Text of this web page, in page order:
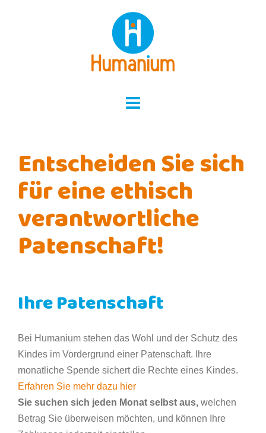
Entscheiden Sie sich
für eine ethisch
verantwortliche
Patenschaft!
Ihre Patenschaft
Bei Humanium stehen das Wohl und der Schutz des
Kindes im Vordergrund einer Patenschaft. Ihre
monatliche Spende sichert die Rechte eines Kindes.
Erfahren Sie mehr dazu hier
Sie suchen sich jeden Monat selbst aus, welchen
Betrag Sie überweisen möchten, und können Ihre